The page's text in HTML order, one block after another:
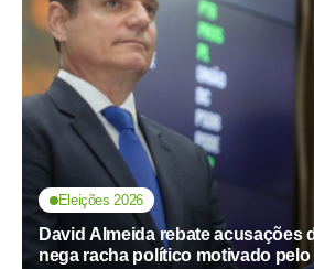
Eleições 2026
David Almeida rebate acusações
nega racha político motivado pelo